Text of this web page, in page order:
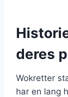
deres
Wokretter
har en lang